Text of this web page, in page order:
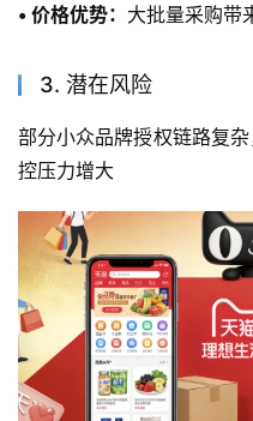
• 价格优势： 大批量采购带
3. 潜在风险
部分小众品牌授权链路复
控压力增大